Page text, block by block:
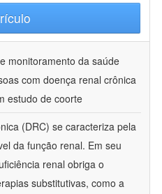
monitoramento da saúde
com doença renal crônica
estudo de coorte
(DRC) se caracteriza pela
da função renal. Em seu
renal obriga o
substitutivas, como a